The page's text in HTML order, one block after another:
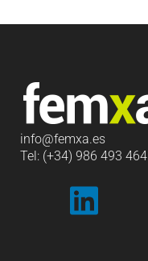
info@femxa.es
Tel: (+34) 986 493 464